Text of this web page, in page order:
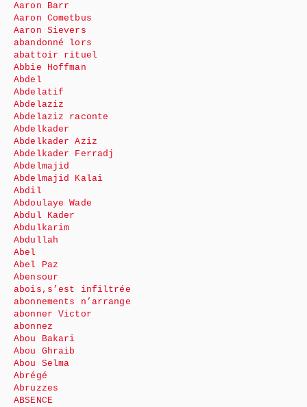
Aaron Barr
Aaron Cometbus
Aaron Sievers
abandonné lors
abattoir rituel
Abbie Hoffman
Abdel
Abdelatif
Abdelaziz
Abdelaziz raconte
Abdelkader
Abdelkader Aziz
Abdelkader Ferradj
Abdelmajid
Abdelmajid Kalai
Abdil
Abdoulaye Wade
Abdul Kader
Abdulkarim
Abdullah
Abel
Abel Paz
Abensour
abois,s’est infiltrée
abonnements n’arrange
abonner Victor
abonnez
Abou Bakari
Abou Ghraib
Abou Selma
Abrégé
Abruzzes
ABSENCE